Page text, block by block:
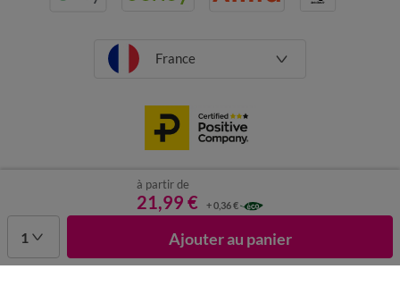
à partir de
21,99 € + 0,36 €
1 Ajouter au panier
France
Mentions légales Données personnelles